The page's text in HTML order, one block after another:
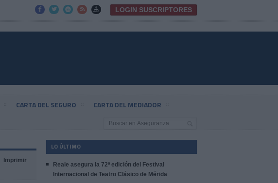
     LOGIN SUSCRIPTORES
CARTA DEL SEGURO CARTA DEL MEDIADOR
Imprimir
LO ÚLTIMO
Reale asegura la 72ª edición del Festival
Internacional de Teatro Clásico de Mérida